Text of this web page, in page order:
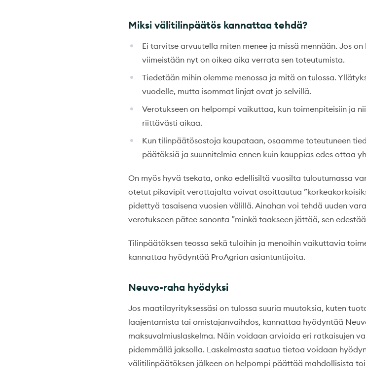
Miksi välitilinpäätös kannattaa tehdä?
Ei tarvitse arvuutella miten menee ja missä mennään. Jos
viimeistään nyt on oikea aika verrata sen toteutumista.
Tiedetään mihin olemme menossa ja mitä on tulossa.
vuodelle, mutta isommat linjat ovat jo selvillä.
Verotukseen on helpompi vaikuttaa, kun toimenpiteisiin ja
riittävästi aikaa.
Kun tilinpäätösostoja kaupataan, osaamme toteutuneen
päätöksiä ja suunnitelmia ennen kuin kauppias edes ottaa
On myös hyvä tsekata, onko edellisiltä vuosilta tuloutumassa
otetut pikavipit verottajalta voivat osoittautua
pidettyä tasaisena vuosien välillä. Ainahan voi tehdä uuden
verotukseen pätee sanonta ”minkä taakseen jättää, sen
Tilinpäätöksen teossa sekä tuloihin ja menoihin vaikuttavia
kannattaa hyödyntää ProAgrian asiantuntijoita.
Neuvo-raha hyödyksi
Jos maatilayrityksessäsi on tulossa suuria muutoksia, kuten
laajentamista tai omistajanvaihdos, kannattaa hyödyntää
maksuvalmiuslaskelma. Näin voidaan arvioida eri ratkaisujen
pidemmällä jaksolla. Laskelmasta saatua tietoa voidaan
välitilinpäätöksen jälkeen on helpompi päättää mahdollisista